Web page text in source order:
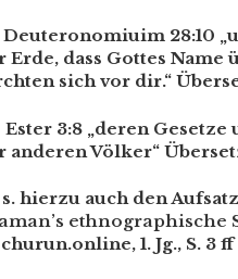
Deuteronomiuim 28:10
Erde, dass Gottes Name
sich vor dir.“
Ester 3:8 „deren
anderen Völker“
hierzu auch den
ethnographische
1. Jg., S. 3 ff